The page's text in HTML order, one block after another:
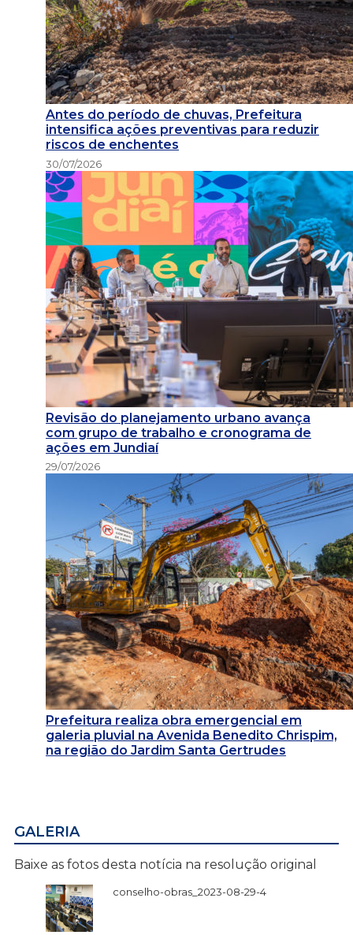
Antes do período de chuvas, Prefeitura
intensifica ações preventivas para reduzir
riscos de enchentes
30/07/2026
Revisão do planejamento urbano avança
com grupo de trabalho e cronograma de
ações em Jundiaí
29/07/2026
Prefeitura realiza obra emergencial em
galeria pluvial na Avenida Benedito Chrispim,
na região do Jardim Santa Gertrudes
GALERIA
Baixe as fotos desta notícia na resolução original
conselho-obras_2023-08-29-4